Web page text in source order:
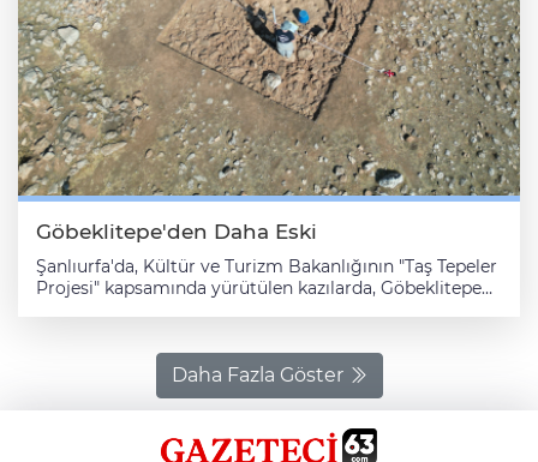
Göbeklitepe'den Daha Eski
Şanlıurfa'da, Kültür ve Turizm Bakanlığının "Taş Tepeler
Projesi" kapsamında yürütülen kazılarda, Göbeklitepe
izler gün yüzüne çıkarılıyor. Eyyübiye ilçesi kırsalındaki
Payamlı Mahallesi'nde bulunan Mendik Tepe, Çakmak
Tepe Kazı Başkanı Fatma Şahin tarafından keşfedildi.
Prof. Dr. Douglas Baird başkanlığında, Şanlıurfa
Daha Fazla Göster